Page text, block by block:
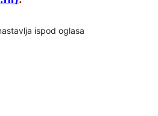
ispod oglasa